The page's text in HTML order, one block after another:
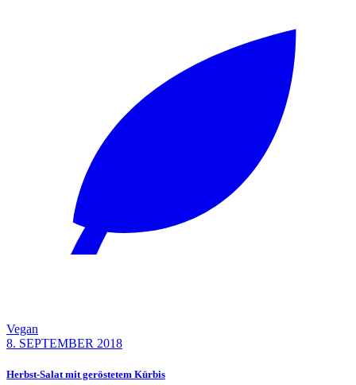
Vegan
8. SEPTEMBER 2018
Herbst-Salat mit geröstetem Kürbis